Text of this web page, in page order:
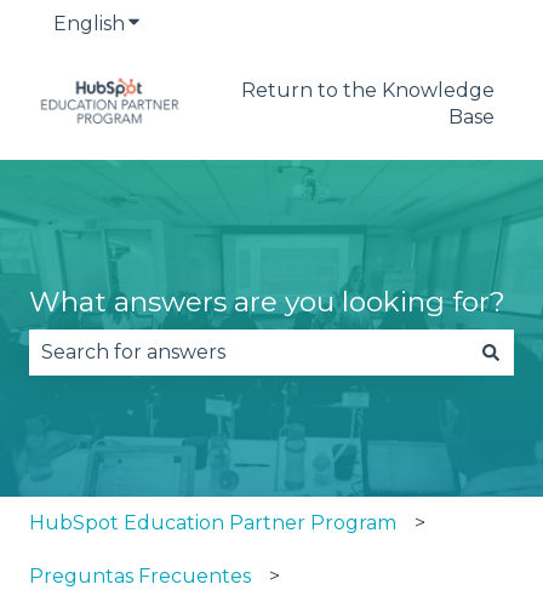
English Show submenu for translations
Return to the Knowledge
Base
What answers are you looking for?
There are no suggestions because the search
HubSpot Education Partner Program
Preguntas Frecuentes